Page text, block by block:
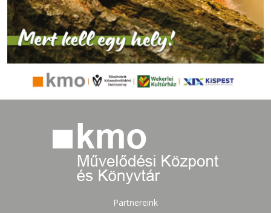
Partnereink